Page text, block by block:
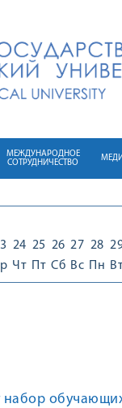
МЕЖДУНАРОДНОЕ
СОТРУДНИЧЕСТВО
24
Чт
25
Пт
26
Сб
27
Вс
28
Пн
набор